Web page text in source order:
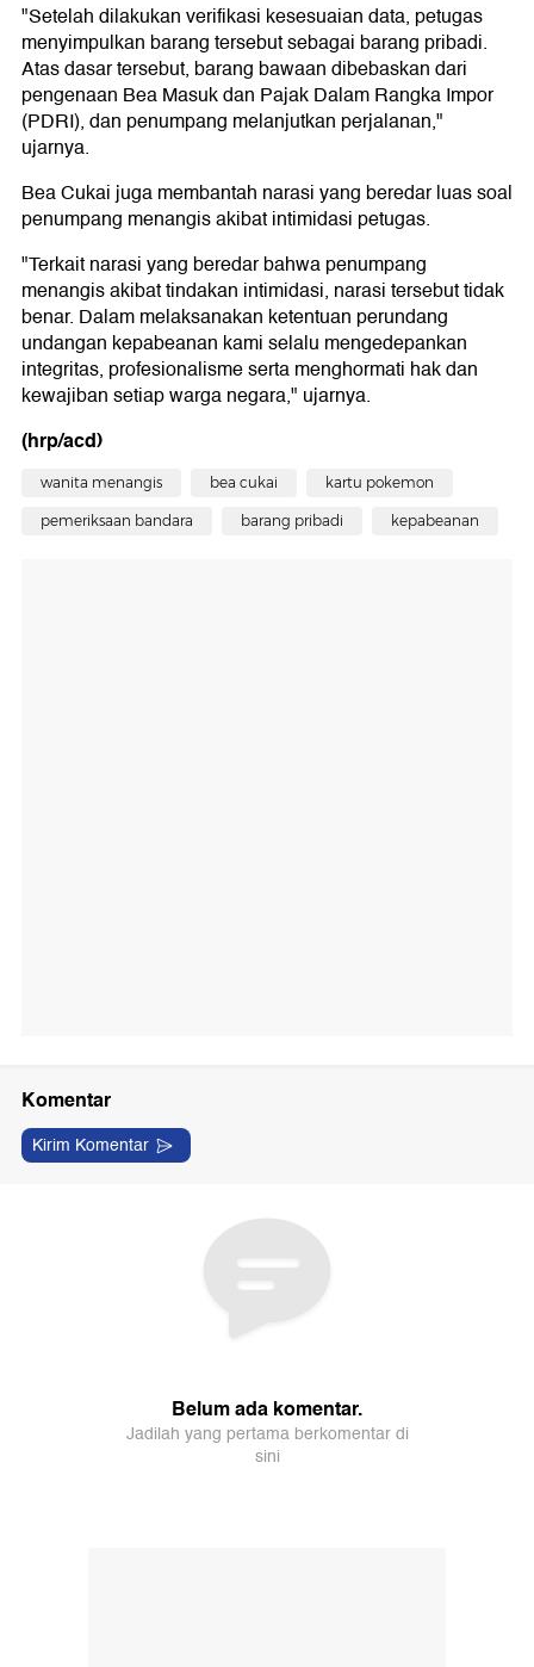
"Setelah dilakukan verifikasi kesesuaian data, petugas
menyimpulkan barang tersebut sebagai barang pribadi.
Atas dasar tersebut, barang bawaan dibebaskan dari
pengenaan Bea Masuk dan Pajak Dalam Rangka Impor
(PDRI), dan penumpang melanjutkan perjalanan,"
ujarnya.
Bea Cukai juga membantah narasi yang beredar luas soal
penumpang menangis akibat intimidasi petugas.
"Terkait narasi yang beredar bahwa penumpang
menangis akibat tindakan intimidasi, narasi tersebut tidak
benar. Dalam melaksanakan ketentuan perundang
undangan kepabeanan kami selalu mengedepankan
integritas, profesionalisme serta menghormati hak dan
kewajiban setiap warga negara," ujarnya.
(hrp/acd)
wanita menangis bea cukai kartu pokemon
pemeriksaan bandara barang pribadi kepabeanan